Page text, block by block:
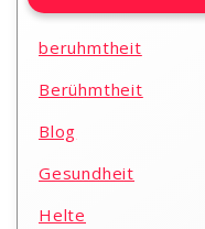
beruhmtheit
Berühmtheit
Blog
Gesundheit
Helte